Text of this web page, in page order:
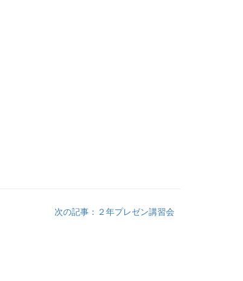
次の記事：２年プレゼン講習会